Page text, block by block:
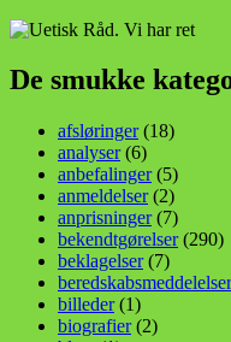
De smukke
afsløringer(18)
analyser(6)
anbefalinger(5)
anmeldelser(2)
anprisninger(7)
bekendtgørelser(290)
beklagelser(7)
beredskabsmeddelelser
billeder(1)
biografier(2)